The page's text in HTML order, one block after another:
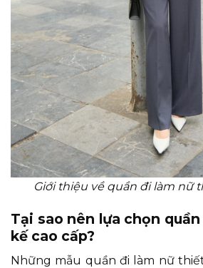
Giới thiệu về quần đi làm nữ
Tại sao nên lựa chọn
kế cao cấp?
Những mẫu quần đi làm nữ